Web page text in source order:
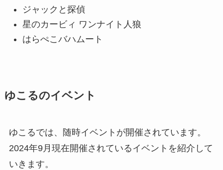
ジャックと探偵
星のカービィ ワンナイト人狼
はらぺこバハムート
ゆこるのイベント
ゆこるでは、随時イベントが開催されています。
2024年9月現在開催されているイベントを紹介して
いきます。